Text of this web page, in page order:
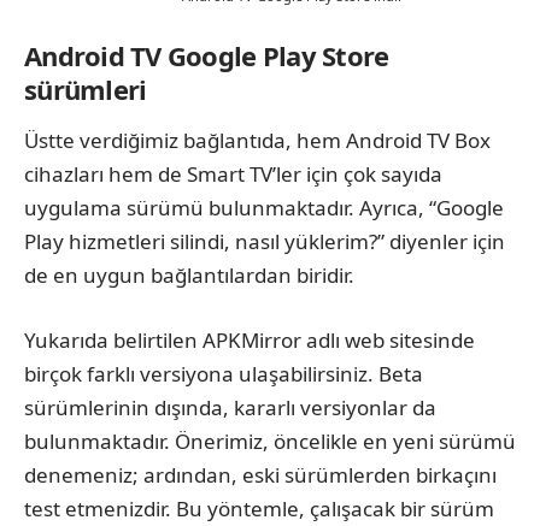
Android TV Google Play Store
sürümleri
Üstte verdiğimiz bağlantıda, hem Android TV Box
cihazları hem de Smart TV’ler için çok sayıda
uygulama sürümü bulunmaktadır. Ayrıca, “Google
Play hizmetleri silindi, nasıl yüklerim?” diyenler için
de en uygun bağlantılardan biridir.
Yukarıda belirtilen APKMirror adlı web sitesinde
birçok farklı versiyona ulaşabilirsiniz. Beta
sürümlerinin dışında, kararlı versiyonlar da
bulunmaktadır. Önerimiz, öncelikle en yeni sürümü
denemeniz; ardından, eski sürümlerden birkaçını
test etmenizdir. Bu yöntemle, çalışacak bir sürüm